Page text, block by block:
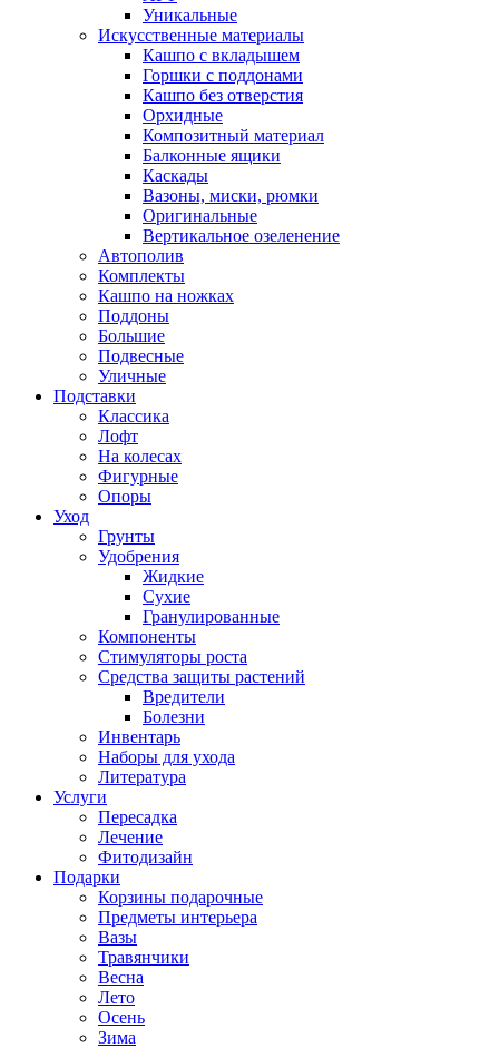
Уникальные
Искусственные материалы
Кашпо с вкладышем
Горшки с поддонами
Кашпо без отверстия
Орхидные
Композитный материал
Балконные ящики
Каскады
Вазоны, миски, рюмки
Оригинальные
Вертикальное озеленение
Автополив
Комплекты
Кашпо на ножках
Поддоны
Большие
Подвесные
Уличные
Подставки
Классика
Лофт
На колесах
Фигурные
Опоры
Уход
Грунты
Удобрения
Жидкие
Сухие
Гранулированные
Компоненты
Стимуляторы роста
Средства защиты растений
Вредители
Болезни
Инвентарь
Наборы для ухода
Литература
Услуги
Пересадка
Лечение
Фитодизайн
Подарки
Корзины подарочные
Предметы интерьера
Вазы
Травянчики
Весна
Лето
Осень
Зима